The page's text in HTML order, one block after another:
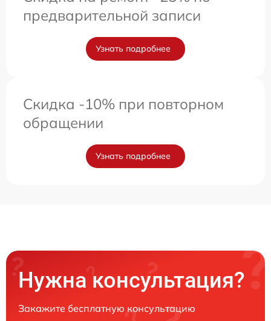
предварительной записи
Узнать подробнее
Скидка -10% при повторном
обращении
Узнать подробнее
Нужна консультация?
Закажите бесплатную консультацию